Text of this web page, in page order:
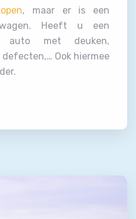
, maar er is een
Heeft u een
auto met deuken,
Ook hiermee